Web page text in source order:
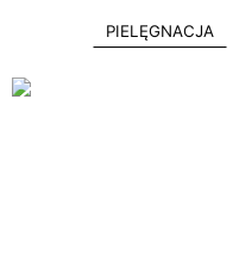
PIELĘGNACJA